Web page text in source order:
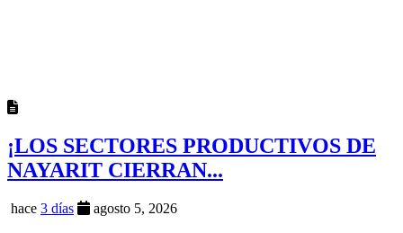
¡LOS SECTORES PRODUCTIVOS DE
NAYARIT CIERRAN...
hace 3 días agosto 5, 2026